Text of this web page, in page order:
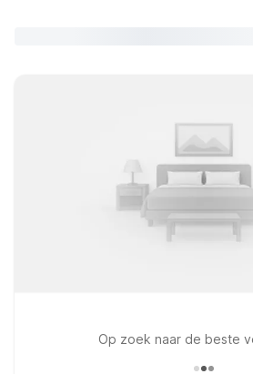
Op zoek naar de beste